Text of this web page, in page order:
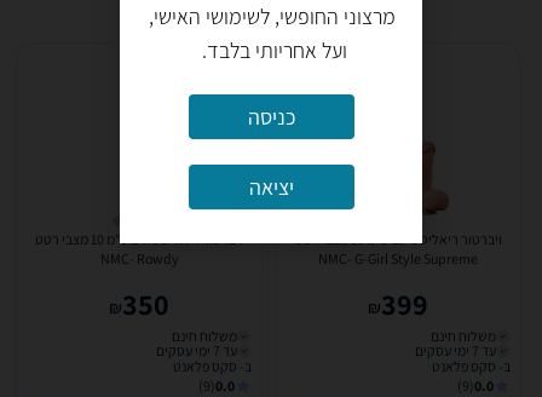
ויברטור ריאליסטי 19 ס"מ 10 מצבי רטט
NMC- G-Girl Style Supreme
399
₪
משלוח חינם
עד 7 ימי עסקים
ב- סקס פלאנט
0.0
(9)
ויברטור ריאליסטי 24 ס"מ 10 מצבי רטט
NMC- Rowdy
350
₪
משלוח חינם
עד 7 ימי עסקים
ב- סקס פלאנט
0.0
(9)
מרצוני החופשי, לשימושי האישי,
ועל אחריותי בלבד.
יציאה
כניסה